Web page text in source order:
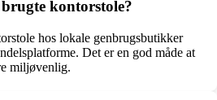
kontorstole?
hos lokale genbrugsbutikker
Det er en god måde at
miljøvenlig.